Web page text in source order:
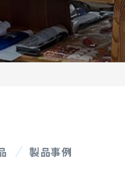
製品事例